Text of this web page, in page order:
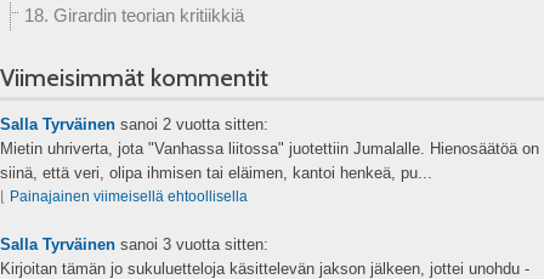
18. Girardin teorian kritiikkiä
Viimeisimmät kommentit
Salla Tyrväinen sanoi 2 vuotta sitten:
Mietin uhriverta, jota "Vanhassa liitossa" juotettiin Jumalalle. Hienosäätöä on
siinä, että veri, olipa ihmisen tai eläimen, kantoi henkeä, pu...
⌊ Painajainen viimeisellä ehtoollisella
Salla Tyrväinen sanoi 3 vuotta sitten:
Kirjoitan tämän jo sukuluetteloja käsittelevän jakson jälkeen, jottei unohdu -